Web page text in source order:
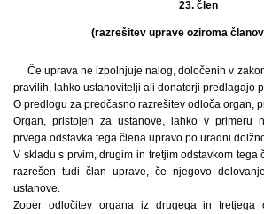
23. člen
(razrešitev uprave oziroma
Če uprava ne izpolnjuje nalog, določenih v
pravilih, lahko ustanovitelji ali donatorji predlagajo
O predlogu za predčasno razrešitev odloča organ,
Organ, pristojen za ustanove, lahko v primeru
prvega odstavka tega člena upravo po uradni
V skladu s prvim, drugim in tretjim odstavkom tega
razrešen tudi član uprave, če njegovo
ustanove.
Zoper odločitev organa iz drugega in tretjega